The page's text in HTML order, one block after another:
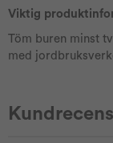
Viktig
Töm buren minst
med